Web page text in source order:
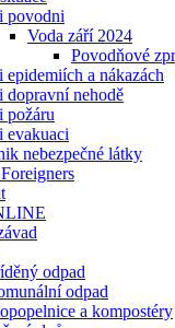
povodni
Voda září 2024
Povodňové
epidemiích a nákazách
dopravní nehodě
požáru
evakuaci
nebezpečné látky
odpad
odpad
a kompostéry